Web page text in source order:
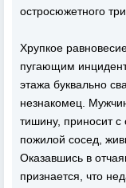
остросюжетного
Хрупкое
пугающим
этажа буквально
незнакомец.
тишину, приносит
пожилой сосед,
Оказавшись в
признается, что